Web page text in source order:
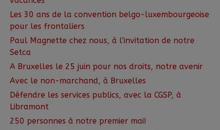
Les 30 ans de la convention belgo-luxembourgeoise
pour les frontaliers
Paul Magnette chez nous, à l’invitation de notre
Setca
A Bruxelles le 25 juin pour nos droits, notre avenir
Avec le non-marchand, à Bruxelles
Défendre les services publics, avec la CGSP, à
Libramont
250 personnes à notre premier mai!